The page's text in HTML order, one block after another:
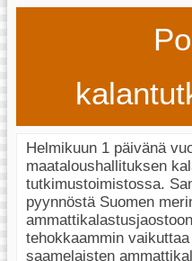
Helmikuun 1 päivänä
maataloushallituksen
tutkimustoimistossa.
pyynnöstä Suomen
tehokkaammin
saamelaisten